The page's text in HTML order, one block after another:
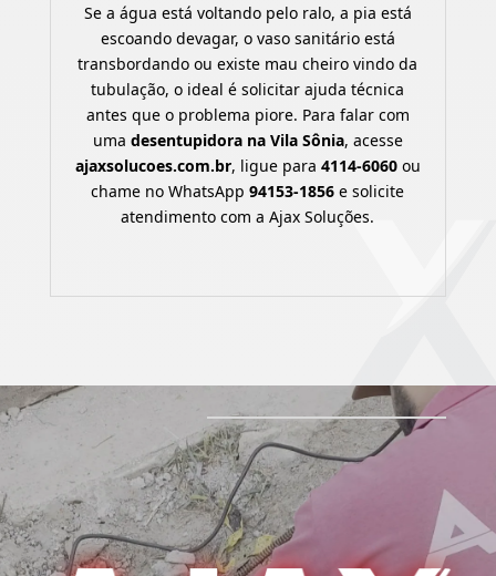
Se a água está voltando pelo ralo, a pia está
escoando devagar, o vaso sanitário está
transbordando ou existe mau cheiro vindo da
tubulação, o ideal é solicitar ajuda técnica
antes que o problema piore. Para falar com
uma desentupidora na Vila Sônia, acesse
ajaxsolucoes.com.br, ligue para 4114-6060ou
chame no WhatsApp94153-1856 e solicite
atendimento com a Ajax Soluções.